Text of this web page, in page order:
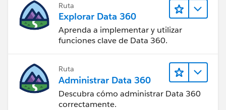
Ruta
Explorar Data 360
Aprenda a implementar y utilizar
funciones clave de Data 360.
Ruta
Administrar Data 360
Descubra cómo administrar Data 360
correctamente.